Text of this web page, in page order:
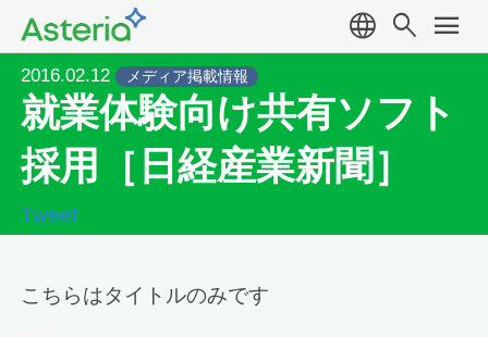
language search menu
2016.02.12 メディア掲載情報
就業体験向け共有ソフト
採用［日経産業新聞］
Tweet
こちらはタイトルのみです